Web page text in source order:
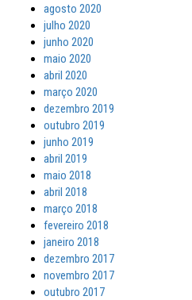
agosto 2020
julho 2020
junho 2020
maio 2020
abril 2020
março 2020
dezembro 2019
outubro 2019
junho 2019
abril 2019
maio 2018
abril 2018
março 2018
fevereiro 2018
janeiro 2018
dezembro 2017
novembro 2017
outubro 2017